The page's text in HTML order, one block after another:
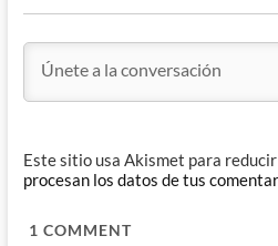
Este sitio usa Akismet para reducir
procesan los datos de tus
1 COMMENT